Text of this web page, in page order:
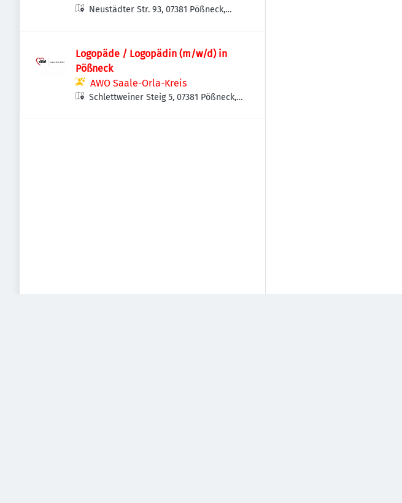
Neustädter Str. 93, 07381 Pößneck,
Logopäde / Logopädin (m/w/d) in
Pößneck
AWO Saale-Orla-Kreis
Schlettweiner Steig 5, 07381 Pößneck,